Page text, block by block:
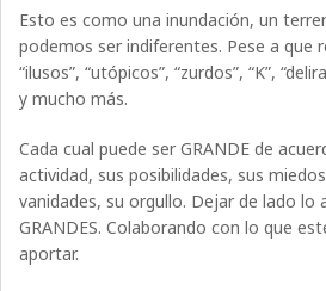
Esto es como una inundación, un
podemos ser indiferentes. Pese a que
“ilusos”, “utópicos”, “zurdos”, “K”,
y mucho más.
Cada cual puede ser GRANDE de
actividad, sus posibilidades, sus
vanidades, su orgullo. Dejar de lado
GRANDES. Colaborando con lo que
aportar.